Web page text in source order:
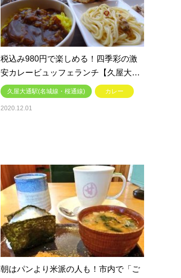
税込み980円で楽しめる！四季彩の激
安カレービュッフェランチ【久屋大…
久屋大通駅(名城線・桜通線) カレー
2020.12.01
朝はパンより米派の人も！市内で「ご